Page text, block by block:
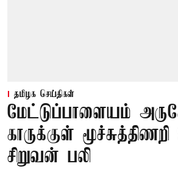
தமிழக செய்திகள்
மேட்டுப்பாளையம்
காருக்குள்
சிறுவன் பலி